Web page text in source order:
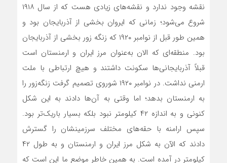
نقشه وجود ندارد و نقشه‌های زیادی هست که از سال ۱۹۱۸
شروع می‌شود؛ زمانی که ایروان بخشی از آذربایجان بود و
همین طور قبل از نوامبر ۱۹۲۰ که زنگه زور بخشی از آذربایجان
بود. منطقه‌ای که الان به‌عنوان مرز ایران و ارمنستان است
قبلاً آذربایجانی‌ها سکونت داشتند و هیچ ارتباطی با ملت
ارمنی نداشت. در نوامبر ۱۹۲۰ شوروی تصمیم گرفت زنگه‌زور را
به ارمنستان بدهد؛ اما وقتی به آن‌ها دادند به این شکل
کنونی و به اندازه ۴۲ کیلومتر نبود بلکه بسیار باریک‌تر بود.
سپس ارامنه با حقه‌های مختلف سرزمینشان را گسترش
دادند که الآن به شکل مرز ایران و ارمنستان و به طول ۴۲
کیلومتر در آمده است. به همین خاطر موضع ما این است که